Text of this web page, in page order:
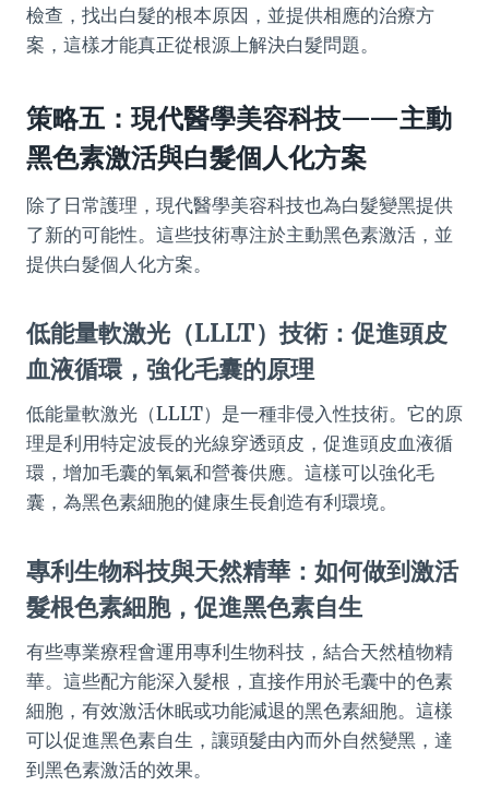
檢查，找出白髮的根本原因，並提供相應的治療方
案，這樣才能真正從根源上解決白髮問題。
策略五：現代醫學美容科技——主動
黑色素激活與白髮個人化方案
除了日常護理，現代醫學美容科技也為白髮變黑提供
了新的可能性。這些技術專注於主動黑色素激活，並
提供白髮個人化方案。
低能量軟激光（LLLT）技術：促進頭皮
血液循環，強化毛囊的原理
低能量軟激光（LLLT）是一種非侵入性技術。它的原
理是利用特定波長的光線穿透頭皮，促進頭皮血液循
環，增加毛囊的氧氣和營養供應。這樣可以強化毛
囊，為黑色素細胞的健康生長創造有利環境。
專利生物科技與天然精華：如何做到激活
髮根色素細胞，促進黑色素自生
有些專業療程會運用專利生物科技，結合天然植物精
華。這些配方能深入髮根，直接作用於毛囊中的色素
細胞，有效激活休眠或功能減退的黑色素細胞。這樣
可以促進黑色素自生，讓頭髮由內而外自然變黑，達
到黑色素激活的效果。